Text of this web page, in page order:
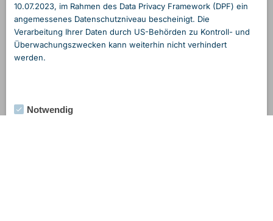
10.07.2023, im Rahmen des Data Privacy Framework (DPF) ein
angemessenes Daten­schutzniveau bescheinigt. Die
Verarbeitung Ihrer Daten durch US-Behörden zu Kontroll- und
Überwachungs­zwecken kann weiterhin nicht verhindert
werden.
Notwendig